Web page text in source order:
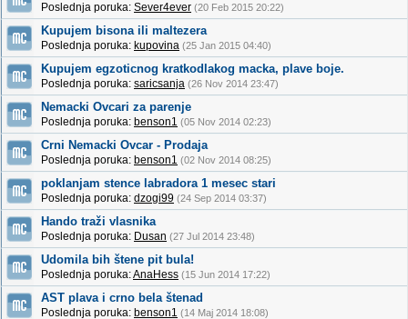
Poslednja poruka: Sever4ever (20 Feb 2015 20:22)
Kupujem bisona ili maltezera
Poslednja poruka: kupovina (25 Jan 2015 04:40)
Kupujem egzoticnog kratkodlakog macka, plave boje.
Poslednja poruka: saricsanja (26 Nov 2014 23:47)
Nemacki Ovcari za parenje
Poslednja poruka: benson1 (05 Nov 2014 02:23)
Crni Nemacki Ovcar - Prodaja
Poslednja poruka: benson1 (02 Nov 2014 08:25)
poklanjam stence labradora 1 mesec stari
Poslednja poruka: dzogi99 (24 Sep 2014 03:37)
Hando traži vlasnika
Poslednja poruka: Dusan (27 Jul 2014 23:48)
Udomila bih štene pit bula!
Poslednja poruka:AnaHess (15 Jun 2014 17:22)
AST plava i crno bela štenad
Poslednja poruka: benson1 (14 Maj 2014 18:08)